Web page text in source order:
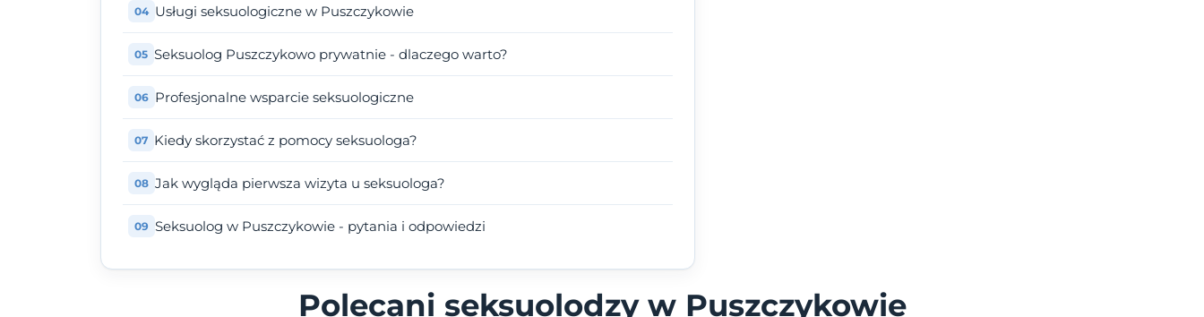
Usługi seksuologiczne w Puszczykowie
Seksuolog Puszczykowo prywatnie - dlaczego warto?
Profesjonalne wsparcie seksuologiczne
Kiedy skorzystać z pomocy seksuologa?
Jak wygląda pierwsza wizyta u seksuologa?
Seksuolog w Puszczykowie - pytania i odpowiedzi
Polecani seksuolodzy w Puszczykowie